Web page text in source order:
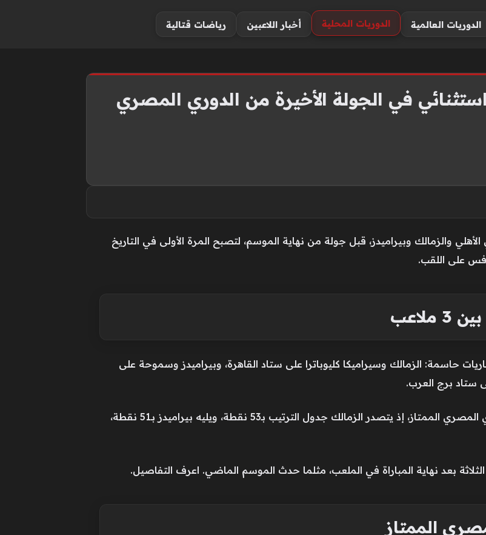
الدوريات العالمية الدوريات المحلية أخبار اللاعبين رياضات قتالية
في الجولة الأخيرة من الدوري المصري
والزمالك وبيراميدز، قبل جولة من نهاية الموسم، لتصبح المرة الأولى في التاريخ
الأخيرة من الدوري المصري الممتاز 3 مباريات حاسمة: الزمالك وسيراميكا كليوباترا على ستاد القاهرة، وبيراميدز وسموحة على
ستاد برج العرب.
وأي نتيجة في هذه المواجهات تؤثر على الفائز بالدوري المصري الممتاز، إذ يتصدر الزمالك جدول الترتيب بـ53 نقطة، ويليه بيراميدز بـ51 نقطة،
الثلاثة بعد نهاية المباراة في الملعب، مثلما حدث الموسم الماضي. اعرف التفاصيل.
الممتاز